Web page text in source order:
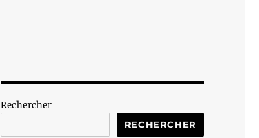
Rechercher
RECHERCHER